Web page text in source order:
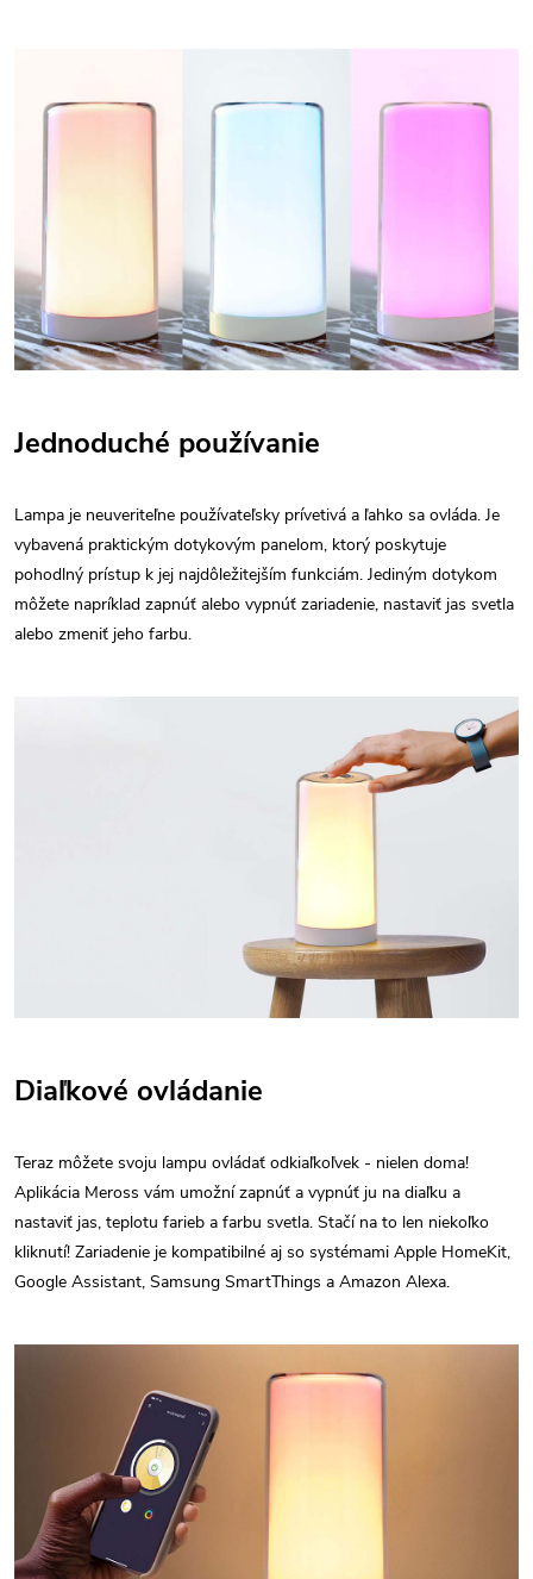
Jednoduché používanie
Lampa je neuveriteľne používateľsky prívetivá a ľahko sa ovláda. Je
vybavená praktickým dotykovým panelom, ktorý poskytuje
pohodlný prístup k jej najdôležitejším funkciám. Jediným dotykom
môžete napríklad zapnúť alebo vypnúť zariadenie, nastaviť jas svetla
alebo zmeniť jeho farbu.
Diaľkové ovládanie
Teraz môžete svoju lampu ovládať odkiaľkoľvek - nielen doma!
Aplikácia Meross vám umožní zapnúť a vypnúť ju na diaľku a
nastaviť jas, teplotu farieb a farbu svetla. Stačí na to len niekoľko
kliknutí! Zariadenie je kompatibilné aj so systémami Apple HomeKit,
Google Assistant, Samsung SmartThings a Amazon Alexa.